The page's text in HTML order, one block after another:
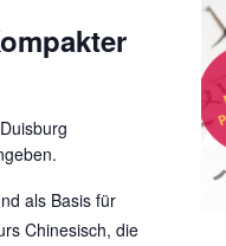
als Basis für
Chinesisch, die